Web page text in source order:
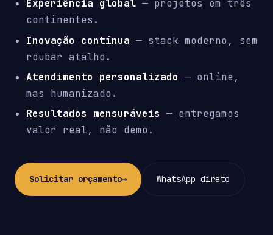
Experiência global — projetos em três
continentes.
Inovação contínua — stack moderno, sem
roubar atalho.
Atendimento personalizado — online,
mas humanizado.
Resultados mensuráveis — entregamos
valor real, não demo.
Solicitar orçamento→ WhatsApp direto